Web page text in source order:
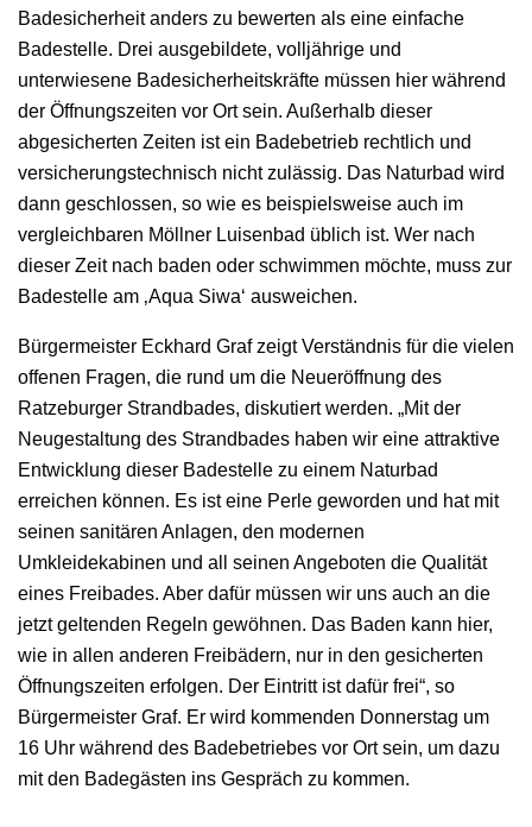
Badesicherheit anders zu bewerten als eine einfache
Badestelle. Drei ausgebildete, volljährige und
unterwiesene Badesicherheitskräfte müssen hier während
der Öffnungszeiten vor Ort sein. Außerhalb dieser
abgesicherten Zeiten ist ein Badebetrieb rechtlich und
versicherungstechnisch nicht zulässig. Das Naturbad wird
dann geschlossen, so wie es beispielsweise auch im
vergleichbaren Möllner Luisenbad üblich ist. Wer nach
dieser Zeit nach baden oder schwimmen möchte, muss zur
Badestelle am ‚Aqua Siwa‘ ausweichen.
Bürgermeister Eckhard Graf zeigt Verständnis für die vielen
offenen Fragen, die rund um die Neueröffnung des
Ratzeburger Strandbades, diskutiert werden. „Mit der
Neugestaltung des Strandbades haben wir eine attraktive
Entwicklung dieser Badestelle zu einem Naturbad
erreichen können. Es ist eine Perle geworden und hat mit
seinen sanitären Anlagen, den modernen
Umkleidekabinen und all seinen Angeboten die Qualität
eines Freibades. Aber dafür müssen wir uns auch an die
jetzt geltenden Regeln gewöhnen. Das Baden kann hier,
wie in allen anderen Freibädern, nur in den gesicherten
Öffnungszeiten erfolgen. Der Eintritt ist dafür frei“, so
Bürgermeister Graf. Er wird kommenden Donnerstag um
16 Uhr während des Badebetriebes vor Ort sein, um dazu
mit den Badegästen ins Gespräch zu kommen.